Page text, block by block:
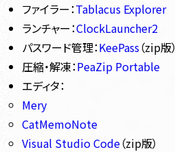
ファイラー：Tablacus Explorer
ランチャー：ClockLauncher2
パスワード管理：KeePass（zip版）
圧縮・解凍：PeaZip Portable
エディタ：
Mery
CatMemoNote
Visual Studio Code（zip版）